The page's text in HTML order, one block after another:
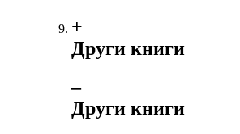
+
Други книги
‒
Други книги